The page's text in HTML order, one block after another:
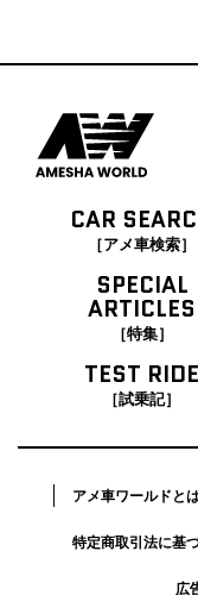
CAR
［アメ車検索］
SPECIAL
ARTICLES
［特集］
TEST RIDE
［試乗記］
アメ車ワールドと
特定商取引法に基
広